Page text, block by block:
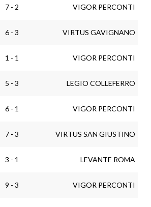
7 - 2 VIGOR PERCONTI
6 - 3 VIRTUS GAVIGNANO
1 - 1 VIGOR PERCONTI
5 - 3 LEGIO COLLEFERRO
6 - 1 VIGOR PERCONTI
7 - 3 VIRTUS SAN GIUSTINO
3 - 1 LEVANTE ROMA
9 - 3 VIGOR PERCONTI